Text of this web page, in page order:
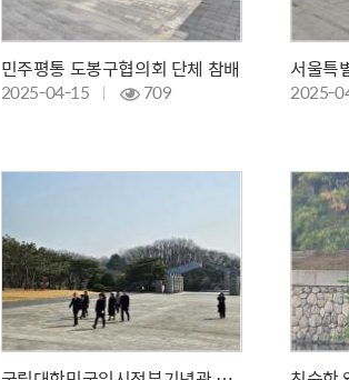
민주평통 도봉구협의회 단체 참배
2025-04-15 709
서울특
2025-